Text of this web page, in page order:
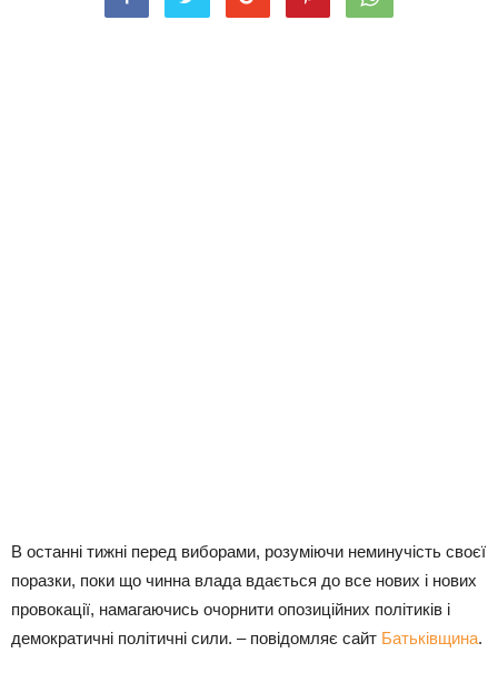
В останні тижні перед виборами, розуміючи неминучість своєї
поразки, поки що чинна влада вдається до все нових і нових
провокації, намагаючись очорнити опозиційних політиків і
демократичні політичні сили. – повідомляє сайт Батьківщина.